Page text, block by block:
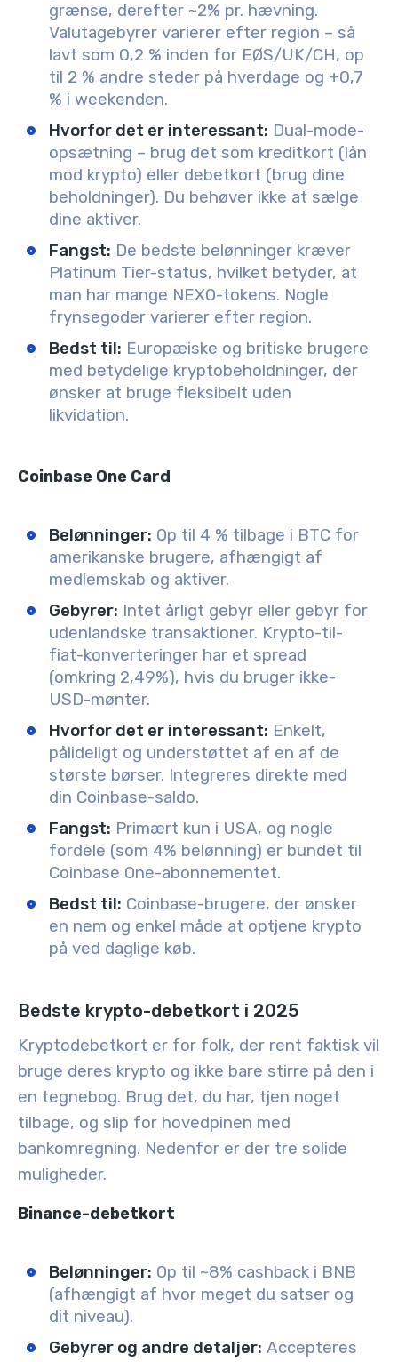
grænse, derefter ~2% pr. hævning.
Valutagebyrer varierer efter region – så
lavt som 0,2 % inden for EØS/UK/CH, op
til 2 % andre steder på hverdage og +0,7
% i weekenden.
Hvorfor det er interessant: Dual-mode-
opsætning – brug det som kreditkort (lån
mod krypto) eller debetkort (brug dine
beholdninger). Du behøver ikke at sælge
dine aktiver.
Fangst: De bedste belønninger kræver
Platinum Tier-status, hvilket betyder, at
man har mange NEXO-tokens. Nogle
frynsegoder varierer efter region.
Bedst til: Europæiske og britiske brugere
med betydelige kryptobeholdninger, der
ønsker at bruge fleksibelt uden
likvidation.
Coinbase One Card
Belønninger: Op til 4 % tilbage i BTC for
amerikanske brugere, afhængigt af
medlemskab og aktiver.
Gebyrer: Intet årligt gebyr eller gebyr for
udenlandske transaktioner. Krypto-til-
fiat-konverteringer har et spread
(omkring 2,49%), hvis du bruger ikke-
USD-mønter.
Hvorfor det er interessant: Enkelt,
pålideligt og understøttet af en af de
største børser. Integreres direkte med
din Coinbase-saldo.
Fangst: Primært kun i USA, og nogle
fordele (som 4% belønning) er bundet til
Coinbase One-abonnementet.
Bedst til: Coinbase-brugere, der ønsker
en nem og enkel måde at optjene krypto
på ved daglige køb.
Bedste krypto-debetkort i 2025
Kryptodebetkort er for folk, der rent faktisk vil
bruge deres krypto og ikke bare stirre på den i
en tegnebog. Brug det, du har, tjen noget
tilbage, og slip for hovedpinen med
bankomregning. Nedenfor er der tre solide
muligheder.
Binance-debetkort
Belønninger: Op til ~8% cashback i BNB
(afhængigt af hvor meget du satser og
dit niveau).
Gebyrer og andre detaljer: Accepteres